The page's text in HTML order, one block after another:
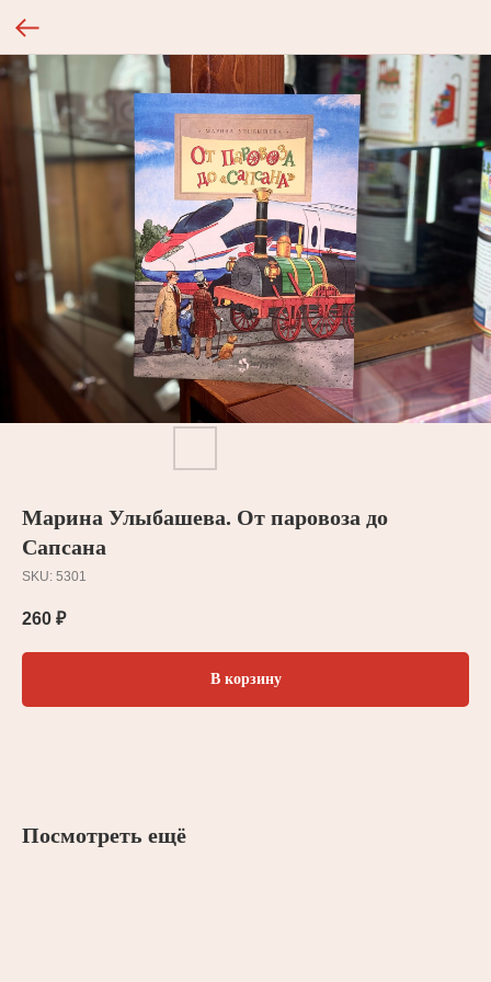
Марина Улыбашева. От паровоза до
Сапсана
SKU: 5301
260 ₽
В корзину
Посмотреть ещё